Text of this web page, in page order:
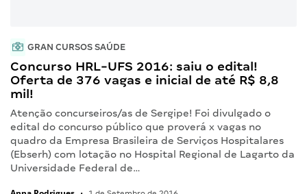
GRAN CURSOS SAÚDE
Concurso HRL-UFS 2016: saiu o edital!
Oferta de 376 vagas e inicial de até R$ 8,8
mil!
Atenção concurseiros/as de Sergipe! Foi divulgado o
edital do concurso público que proverá x vagas no
quadro da Empresa Brasileira de Serviços Hospitalares
(Ebserh) com lotação no Hospital Regional de Lagarto da
Universidade Federal de…